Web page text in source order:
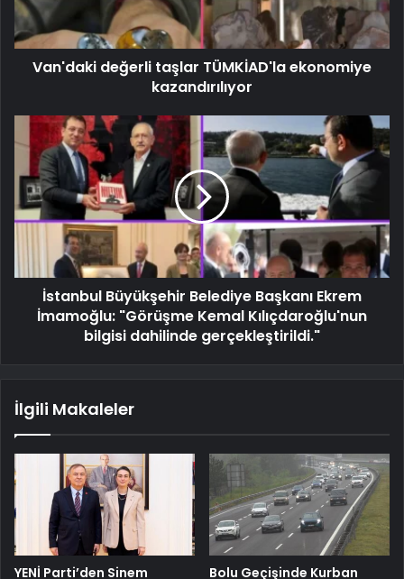
Van'daki değerli taşlar TÜMKİAD'la ekonomiye
kazandırılıyor
İstanbul Büyükşehir Belediye Başkanı Ekrem
İmamoğlu: "Görüşme Kemal Kılıçdaroğlu'nun
bilgisi dahilinde gerçekleştirildi."
İlgili Makaleler
YENİ Parti’den Sinem Bolu Geçişinde Kurban